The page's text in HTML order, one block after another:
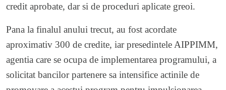
credit aprobate, dar si de proceduri aplicate greoi.
Pana la finalul anului trecut, au fost acordate
aproximativ 300 de credite, iar presedintele AIPPIMM,
agentia care se ocupa de implementarea programului, a
solicitat bancilor partenere sa intensifice actinile de